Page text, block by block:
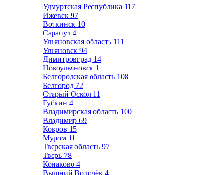
Удмуртская Республика 117
Ижевск 97
Воткинск 10
Сарапул 4
Ульяновская область 111
Ульяновск 94
Димитровград 14
Новоульяновск 1
Белгородская область 108
Белгород 72
Старый Оскол 11
Губкин 4
Владимирская область 100
Владимир 69
Ковров 15
Муром 11
Тверская область 97
Тверь 78
Конаково 4
Вышний Волочёк 4